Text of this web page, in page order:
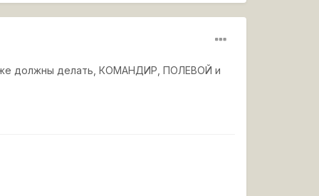
же должны делать, КОМАНДИР, ПОЛЕВОЙ и